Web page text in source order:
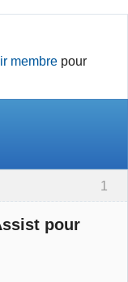
membre pour
1
pour